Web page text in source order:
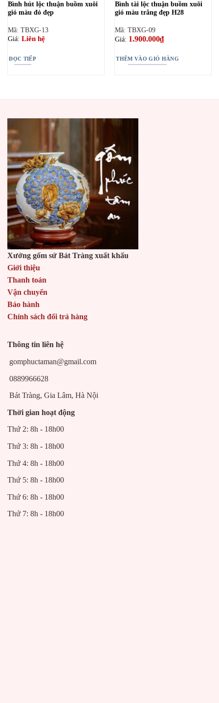
Bình hút lộc thuận buồm xuôi
gió màu đỏ đẹp
Mã: TBXG-13
Giá: Liên hệ
ĐỌC TIẾP
Bình tài lộc thuận buồm xuôi
gió màu trắng đẹp H28
Mã: TBXG-09
Giá: 1.900.000₫
THÊM VÀO GIỎ HÀNG
Xưởng gốm sứ Bát Tràng xuất khẩu
Giới thiệu
Thanh toán
Vận chuyển
Bảo hành
Chính sách đổi trả hàng
Thông tin liên hệ
gomphuctaman@gmail.com
0889966628
Bát Tràng, Gia Lâm, Hà Nội
Thời gian hoạt động
Thứ 2: 8h - 18h00
Thứ 3: 8h - 18h00
Thứ 4: 8h - 18h00
Thứ 5: 8h - 18h00
Thứ 6: 8h - 18h00
Thứ 7: 8h - 18h00